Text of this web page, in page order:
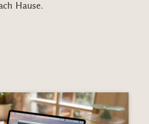
Hause.